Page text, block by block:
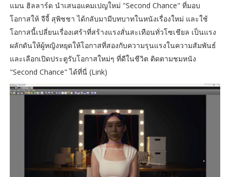
แมน ฮิลลาร์ด นำเสนอแคมเปญใหม่ "Second Chance" ที่มอบ
โอกาสให้ จีจี้ สุพิชชา ได้กลับมามีบทบาทในหนังเรื่องใหม่ และใช้
โอกาสนี้เปลี่ยนเรื่องเศร้าที่สร้างแรงสั่นสะเทือนทั่วโซเชียล เป็นแรง
ผลักดันให้ผู้หญิงหยุดให้โอกาสที่สองกับความรุนแรงในความสัมพันธ์
และเลือกเปิดประตูรับโอกาสใหม่ๆ ที่ดีในชีวิต ติดตามชมหนัง
"Second Chance" ได้ที่นี่ (Link)